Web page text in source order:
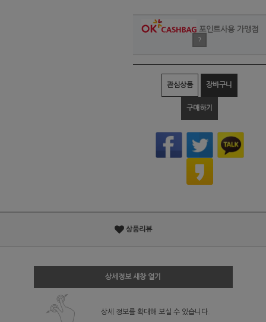
포인트사용 가맹점
?
관심상품 장바구니
구매하기
상품리뷰
상세정보 새창 열기
상세 정보를 확대해 보실 수 있습니다.